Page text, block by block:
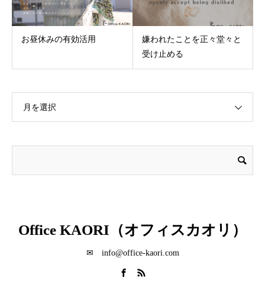
お昼休みの有効活用
嫌われたことを正々堂々と
受け止める
月を選択
Office KAORI（オフィスカオリ）
✉ info@office-kaori.com